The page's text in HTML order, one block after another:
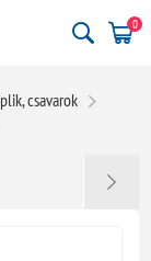
0
csavarok